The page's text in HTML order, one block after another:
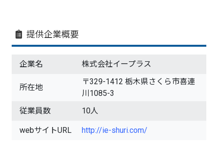
提供企業概要
企業名 株式会社イープラス
所在地
〒329-1412 栃木県さくら市喜連
川1085-3
従業員数
10人
webサイトURL http://ie-shuri.com/